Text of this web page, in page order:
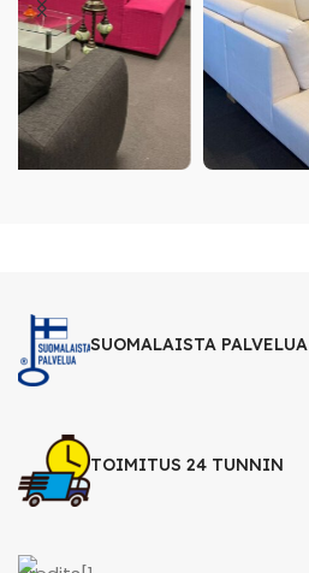
SUOMALAISTA PALVELUA
TOIMITUS 24 TUNNIN